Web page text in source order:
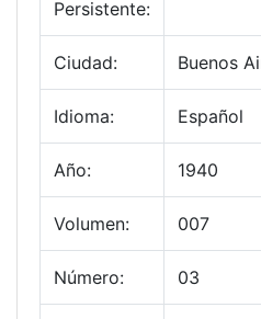
Persistente:
Ciudad: Buenos
Idioma: Español
Año: 1940
Volumen: 007
Número: 03